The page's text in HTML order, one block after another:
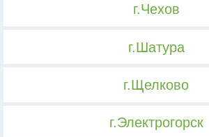
г.Чехов
г.Шатура
г.Щелково
г.Электрогорск